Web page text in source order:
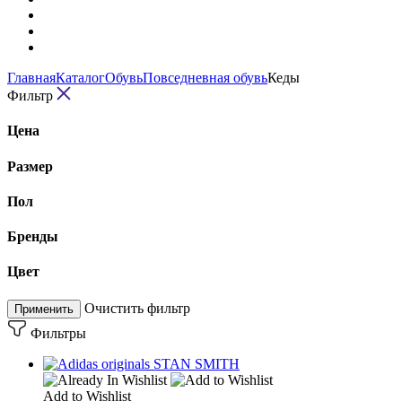
ГлавнаяКаталогОбувьПовседневная обувьКеды
Фильтр
Цена
Размер
Пол
Бренды
Цвет
Применить
Очистить фильтр
Фильтры
Add to Wishlist